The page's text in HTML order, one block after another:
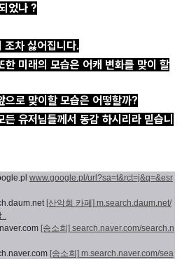
었나 ?
조차 싫어집니다.
한 미래의 모습은 어캐 변화를 맞이 할
으로 맞이할 모습은 어떻할까?
유저님들께서 동감 하시리라 믿습니
www.google.pl/url?sa=t&rct=j&q=&esr
[산악회 카페] m.search.daum.net/
[송소희] search.naver.com/search.n
[송소희] m.search.naver.com/sea